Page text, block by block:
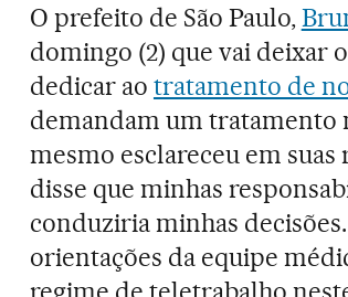
O prefeito de São Paulo,
domingo (2) que vai deixar
dedicar ao tratamento de
demandam um tratamento
mesmo esclareceu em suas
disse que minhas
conduziria minhas
orientações da equipe